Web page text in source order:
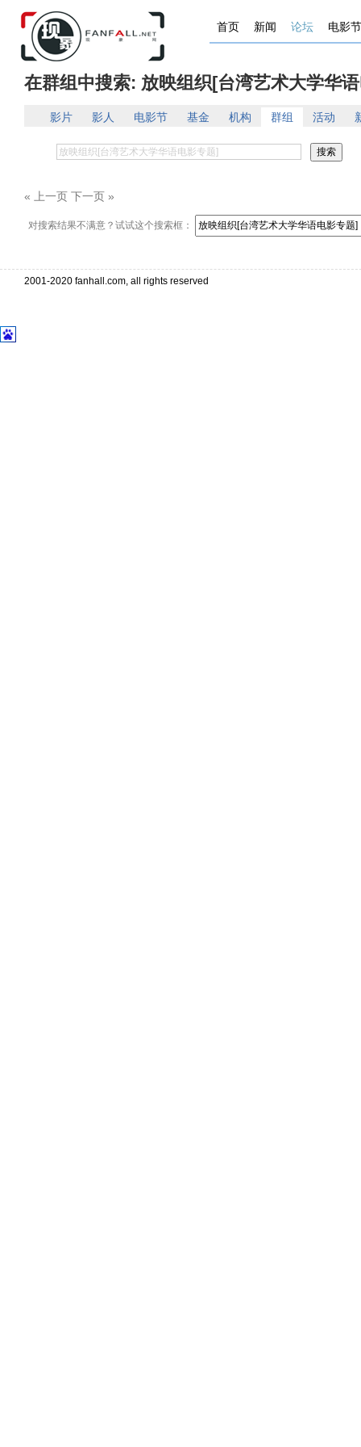
首页 新闻 论坛 电影节
在群组中搜索: 放映组织[台湾艺术大学华
影片 影人 电影节 基金 机构 群组 活动
« 上一页 下一页 »
对搜索结果不满意？试试这个搜索框：
2001-2020 fanhall.com, all rights reserved